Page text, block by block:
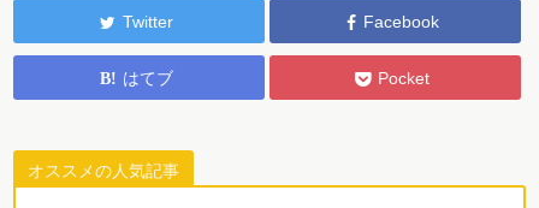
Twitter Facebook
はてブ Pocket
オススメの人気記事